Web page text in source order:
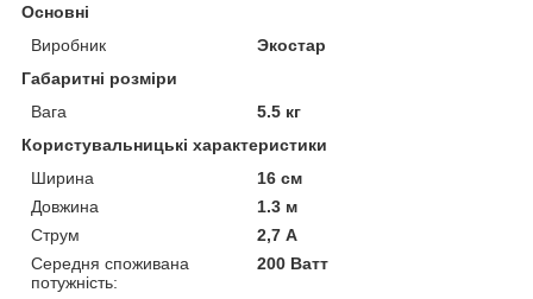
Основні
Виробник
Экостар
Габаритні розміри
Вага
5.5 кг
Користувальницькі характеристики
Ширина
16 см
Довжина
1.3 м
Струм
2,7 А
Середня споживана
потужність:
200 Ватт